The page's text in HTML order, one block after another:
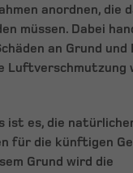
anordnen, die
müssen. Dabei
an Grund und
Luftverschmutzung
ist es, die
für die künftigen
Grund wird die